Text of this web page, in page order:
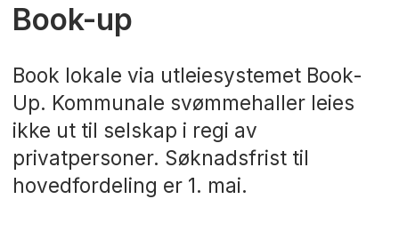
Book-up
Book lokale via utleiesystemet Book-
Up. Kommunale svømmehaller leies
ikke ut til selskap i regi av
privatpersoner. Søknadsfrist til
hovedfordeling er 1. mai.